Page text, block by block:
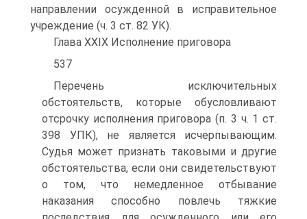
направлении осужденной в исправительное
учреждение (ч. 3 ст. 82 УК).
Глава XXIX Исполнение приговора
537
Перечень исключительных
обстоятельств, которые обусловливают
отсрочку исполнения приговора (п. 3 ч. 1 ст.
398 УПК), не является исчерпывающим.
Судья может признать таковыми и другие
обстоятельства, если они свидетельствуют
о том, что немедленное отбывание
наказания способно повлечь тяжкие